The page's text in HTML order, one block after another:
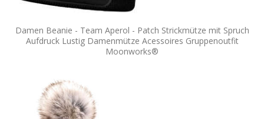
Damen Beanie - Team Aperol - Patch Strickmütze mit Spruch
Aufdruck Lustig Damenmütze Acessoires Gruppenoutfit
Moonworks®